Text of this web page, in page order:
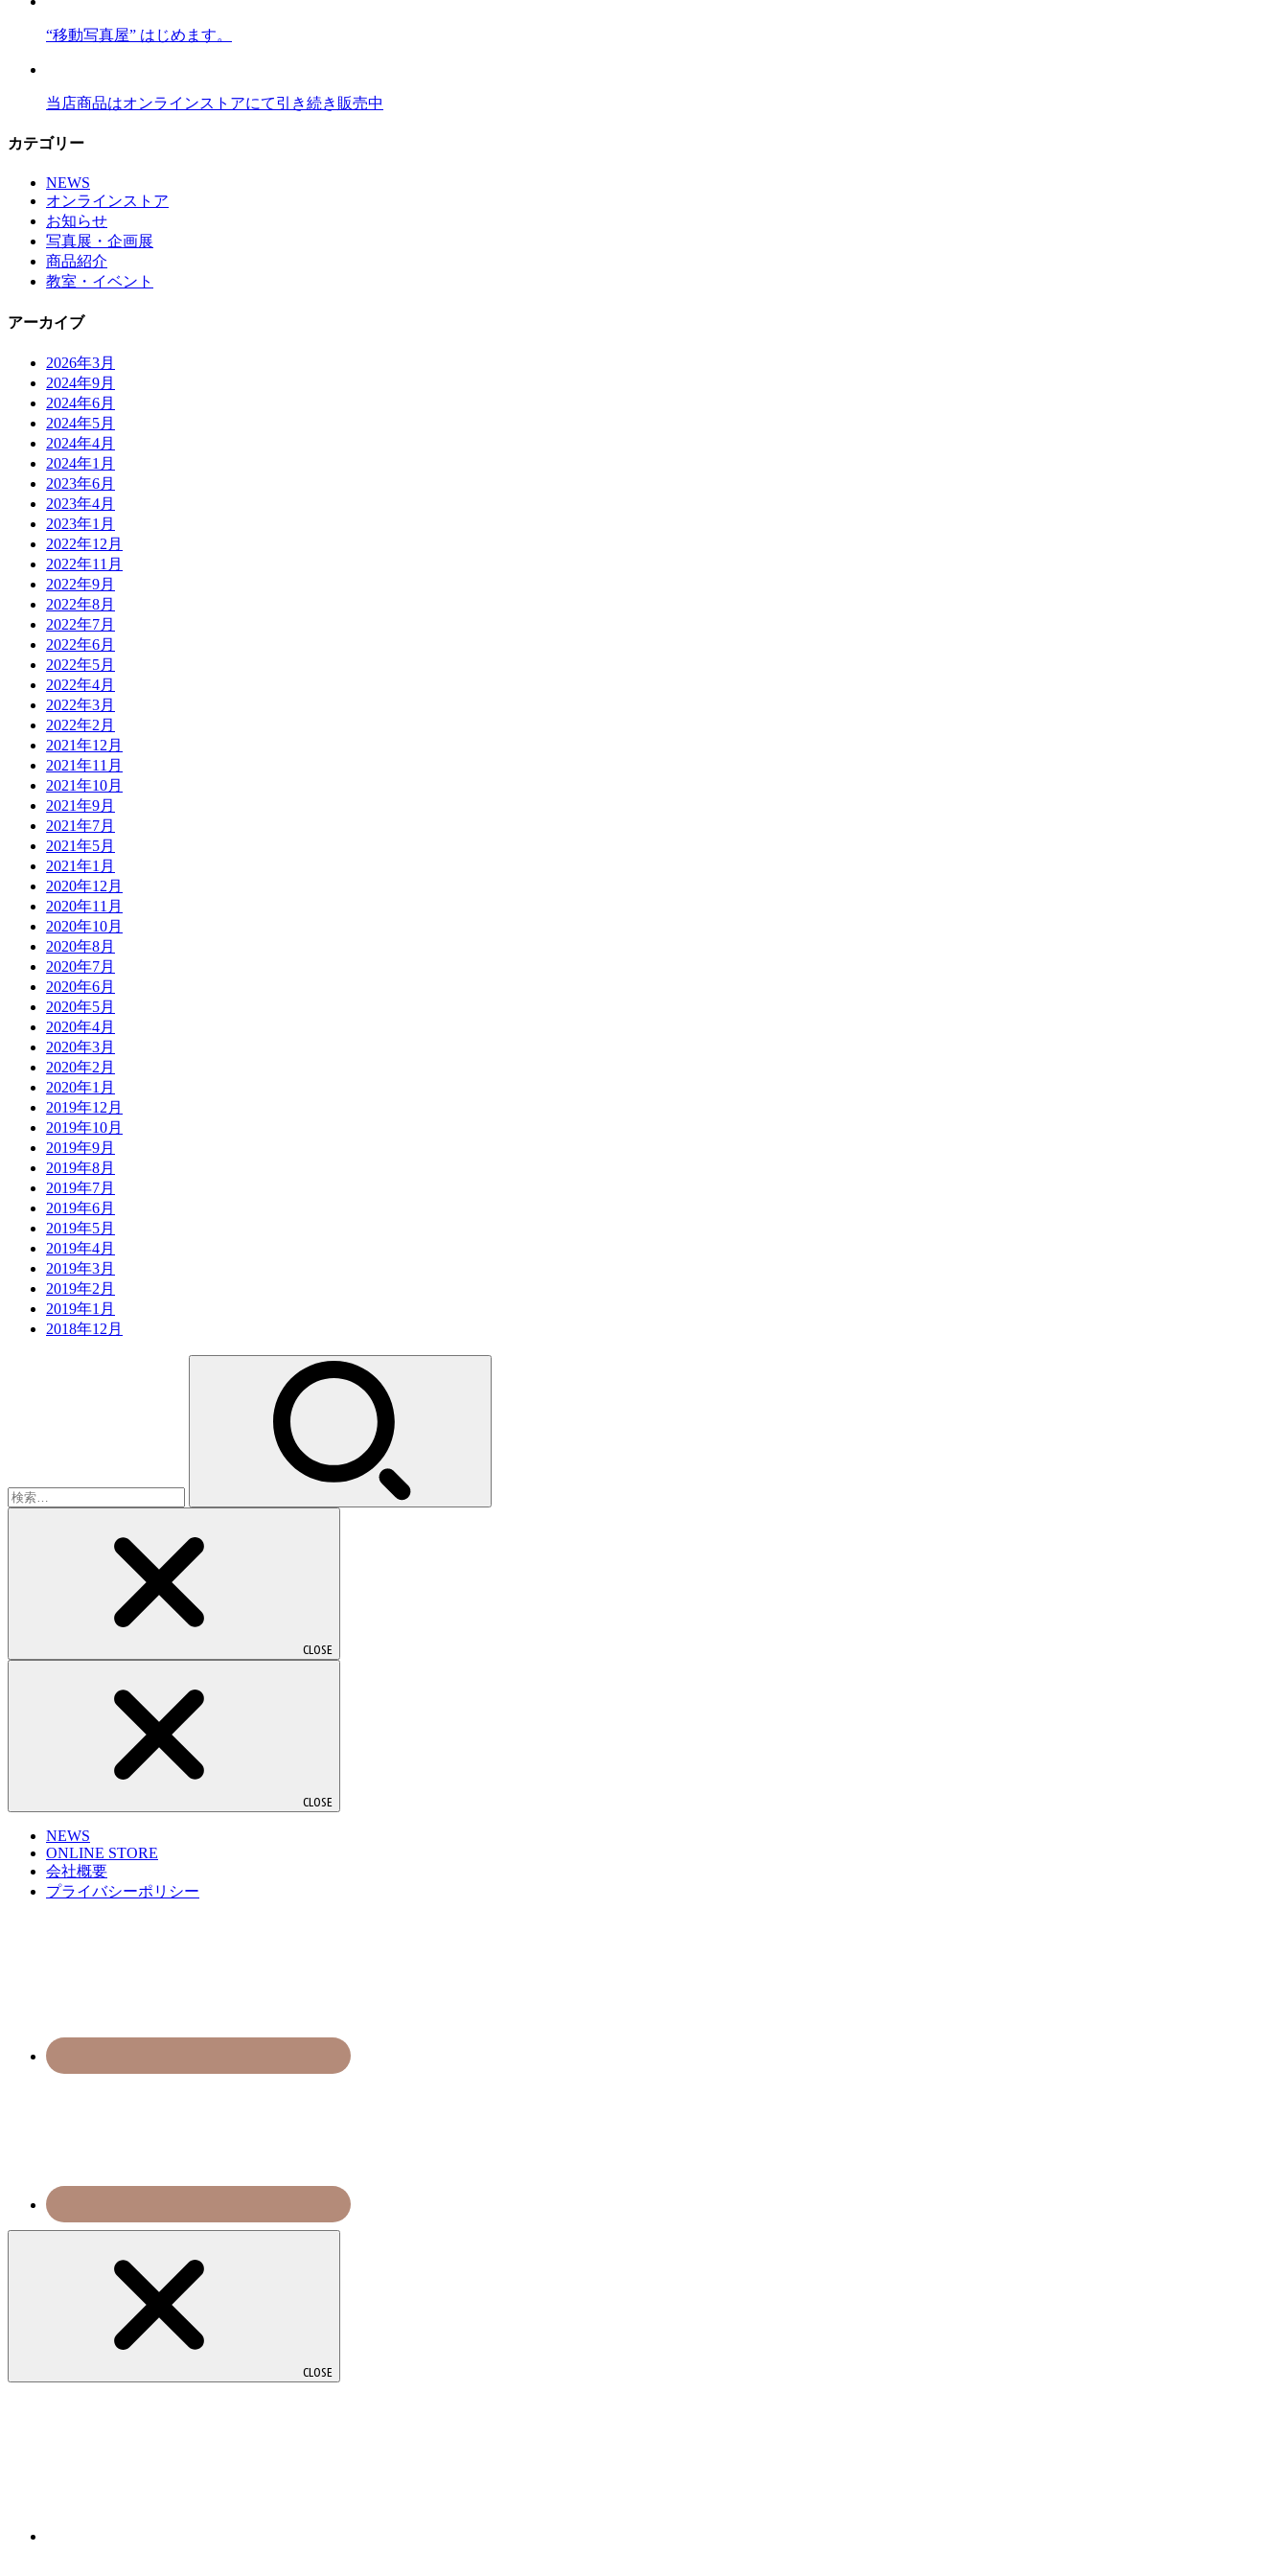
“移動写真屋” はじめます。
当店商品はオンラインストアにて引き続き販売中
カテゴリー
NEWS
オンラインストア
お知らせ
写真展・企画展
商品紹介
教室・イベント
アーカイブ
2026年3月
2024年9月
2024年6月
2024年5月
2024年4月
2024年1月
2023年6月
2023年4月
2023年1月
2022年12月
2022年11月
2022年9月
2022年8月
2022年7月
2022年6月
2022年5月
2022年4月
2022年3月
2022年2月
2021年12月
2021年11月
2021年10月
2021年9月
2021年7月
2021年5月
2021年1月
2020年12月
2020年11月
2020年10月
2020年8月
2020年7月
2020年6月
2020年5月
2020年4月
2020年3月
2020年2月
2020年1月
2019年12月
2019年10月
2019年9月
2019年8月
2019年7月
2019年6月
2019年5月
2019年4月
2019年3月
2019年2月
2019年1月
2018年12月
CLOSE
CLOSE
NEWS
ONLINE STORE
会社概要
プライバシーポリシー
CLOSE